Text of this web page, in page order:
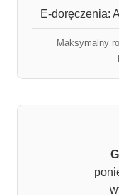
E-doręczenia:
Maksymalny